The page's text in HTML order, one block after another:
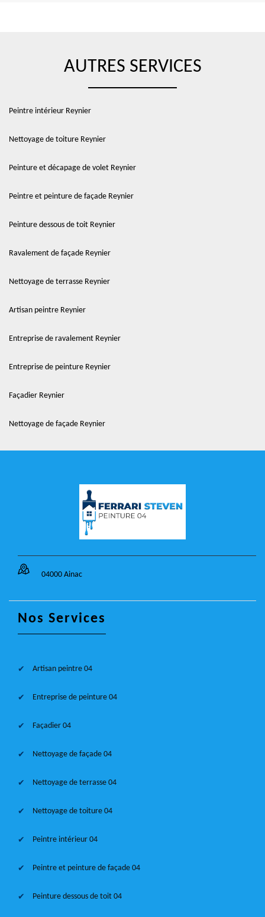
AUTRES SERVICES
Peintre intérieur Reynier
Nettoyage de toiture Reynier
Peinture et décapage de volet Reynier
Peintre et peinture de façade Reynier
Peinture dessous de toit Reynier
Ravalement de façade Reynier
Nettoyage de terrasse Reynier
Artisan peintre Reynier
Entreprise de ravalement Reynier
Entreprise de peinture Reynier
Façadier Reynier
Nettoyage de façade Reynier
04000 Ainac
Nos Services
Artisan peintre 04
Entreprise de peinture 04
Façadier 04
Nettoyage de façade 04
Nettoyage de terrasse 04
Nettoyage de toiture 04
Peintre intérieur 04
Peintre et peinture de façade 04
Peinture dessous de toit 04